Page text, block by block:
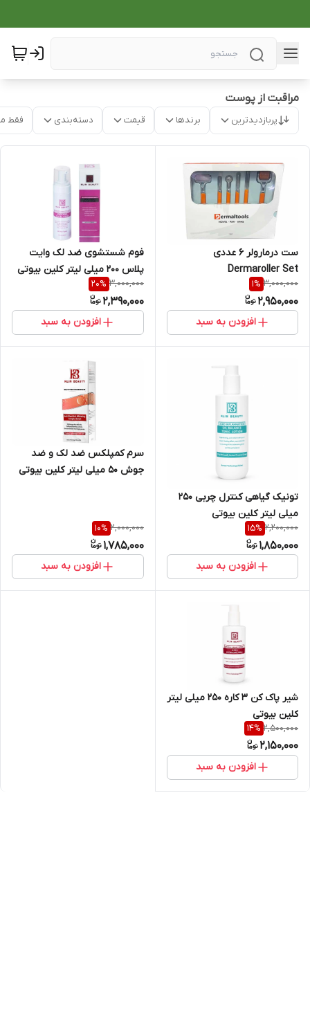
مراقبت از پوست
پربازدیدترین برندها قیمت دسته‌بندی فقط
ست درمارولر 6 عددی
Dermaroller Set
3,000,000
1%
2,950,000
افزودن به سبد
فوم شستشوی ضد لک وایت
پلاس 200 میلی لیتر کلین بیوتی
3,000,000
20%
2,390,000
افزودن به سبد
تونیک گیاهی کنترل چربی 250
میلی لیتر کلین بیوتی
2,200,000
15%
1,850,000
افزودن به سبد
سرم کمپلکس ضد لک و ضد
جوش 50 میلی لیتر کلین بیوتی
2,000,000
10%
1,785,000
افزودن به سبد
شیر پاک کن 3 کاره 250 میلی لیتر
کلین بیوتی
2,500,000
14%
2,150,000
افزودن به سبد